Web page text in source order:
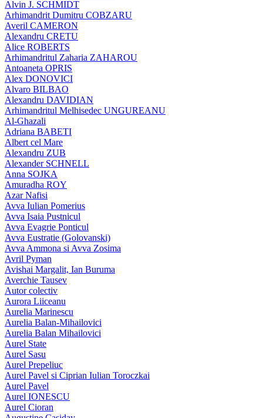
Alvin J. SCHMIDT
Arhimandrit Dumitru COBZARU
Averil CAMERON
Alexandru CRETU
Alice ROBERTS
Arhimandritul Zaharia ZAHAROU
Antoaneta OPRIS
Alex DONOVICI
Alvaro BILBAO
Alexandru DAVIDIAN
Arhimandritul Melhisedec UNGUREANU
Al-Ghazali
Adriana BABETI
Albert cel Mare
Alexandru ZUB
Alexander SCHNELL
Anna SOJKA
Amuradha ROY
Azar Nafisi
Avva Iulian Pomerius
Avva Isaia Pustnicul
Avva Evagrie Ponticul
Avva Eustratie (Golovanski)
Avva Ammona si Avva Zosima
Avril Pyman
Avishai Margalit, Ian Buruma
Averchie Tausev
Autor colectiv
Aurora Liiceanu
Aurelia Marinescu
Aurelia Balan-Mihailovici
Aurelia Balan Mihailovici
Aurel State
Aurel Sasu
Aurel Prepeliuc
Aurel Pavel si Ciprian Iulian Toroczkai
Aurel Pavel
Aurel IONESCU
Aurel Cioran